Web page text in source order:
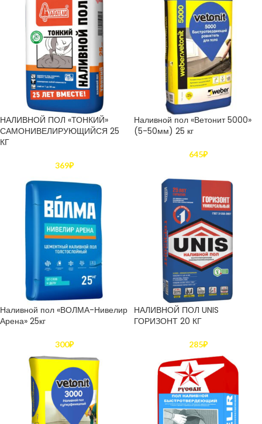
НАЛИВНОЙ ПОЛ «ТОНКИЙ»
САМОНИВЕЛИРУЮЩИЙСЯ 25
КГ
369₽
Наливной пол «Ветонит 5000»
(5-50мм) 25 кг
645₽
Наливной пол «ВОЛМА-Нивелир
Арена» 25кг
300₽
НАЛИВНОЙ ПОЛ UNIS
ГОРИЗОНТ 20 КГ
285₽